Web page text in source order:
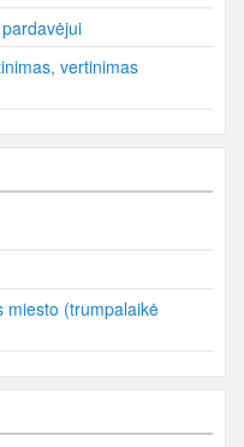
vertinimas
miesto (trumpalaikė